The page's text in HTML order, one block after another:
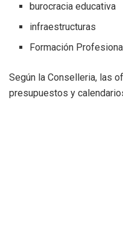
burocracia educativa
infraestructuras
Formación
Según la Conselleria, las
presupuestos y